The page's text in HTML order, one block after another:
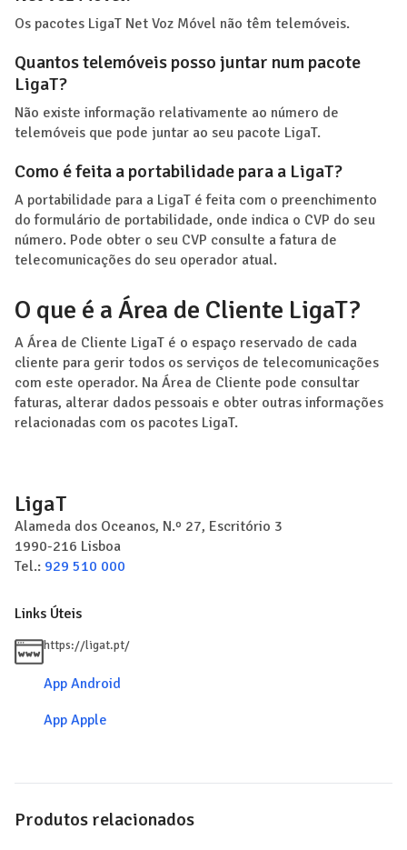
Os pacotes LigaT Net Voz Móvel não têm telemóveis.
Quantos telemóveis posso juntar num pacote
LigaT?
Não existe informação relativamente ao número de
telemóveis que pode juntar ao seu pacote LigaT.
Como é feita a portabilidade para a LigaT?
A portabilidade para a LigaT é feita com o preenchimento
do formulário de portabilidade, onde indica o CVP do seu
número. Pode obter o seu CVP consulte a fatura de
telecomunicações do seu operador atual.
O que é a Área de Cliente LigaT?
A Área de Cliente LigaT é o espaço reservado de cada
cliente para gerir todos os serviços de telecomunicações
com este operador. Na Área de Cliente pode consultar
faturas, alterar dados pessoais e obter outras informações
relacionadas com os pacotes LigaT.
LigaT
Alameda dos Oceanos, N.º 27, Escritório 3
1990-216 Lisboa
Tel.: 929 510 000
Links Úteis
https://ligat.pt/
App Android
App Apple
Produtos relacionados